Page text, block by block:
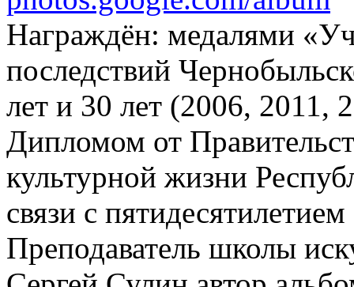
Награждён: медалями
последствий
лет и 30 лет (2006, 2011,
Дипломом от
культурной жизни
связи с
Преподаватель школы